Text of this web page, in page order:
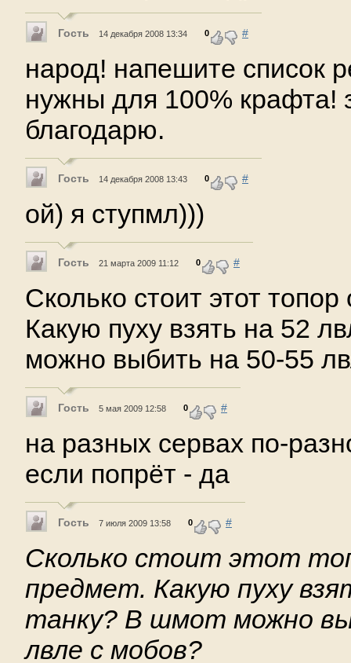
Гость 14 декабря 2008 13:34 0 #
народ! напешите список
нужны для 100% крафта!
благодарю.
Гость 14 декабря 2008 13:43 0 #
ой) я ступмл)))
Гость 21 марта 2009 11:12 0 #
Сколько стоит этот
Какую пуху взять на 52
можно выбить на 50-55
Гость 5 мая 2009 12:58 0 #
на разных сервах по-
если попрёт - да
Гость 7 июля 2009 13:58 0 #
Сколько стоит этот
предмет. Какую пуху
танку? B шмот можно
лвле с мобов?